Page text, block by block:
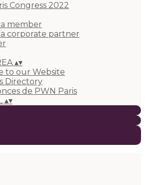
Congress 2022
member
corporate partner
▴▾
to our Website
Directory
de PWN Paris
▴▾